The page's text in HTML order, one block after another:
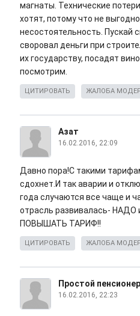
магнаты. Технические
хотят, потому что не
несостоятельность. Пускай
своровал деньги при
их государству, посадят
посмотрим.
ЦИТИРОВАТЬ ЖАЛОБА
Азат
16.02.2016, 22:09
Давно пора!С такими
сдохнет.И так аварии и
года случаются все чаще и
отрасль развивалась-
ПОВЫШАТЬ ТАРИФ!!
ЦИТИРОВАТЬ ЖАЛОБА
Простой пенсионер
16.02.2016, 22:23